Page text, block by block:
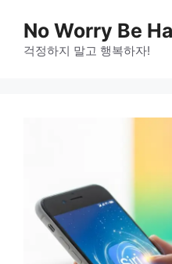
content
No Worry Be
걱정하지 말고 행복하자!